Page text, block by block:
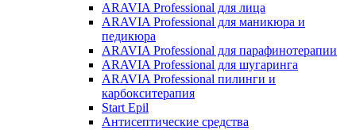
ARAVIA Professional для лица
ARAVIA Professional для маникюра и
педикюра
ARAVIA Professional для парафинотерапии
ARAVIA Professional для шугаринга
ARAVIA Professional пилинги и
карбокситерапия
Start Epil
Антисептические средства